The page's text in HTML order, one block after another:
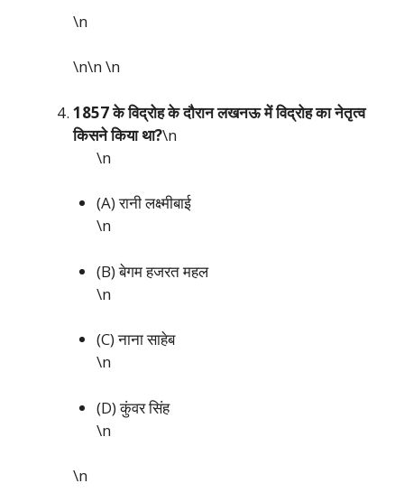
\n
\n\n\n
1857 के विद्रोह के दौरान लखनऊ में विद्रोह का नेतृत्व
किसने किया था?\n
\n
(A) रानी लक्ष्मीबाई
\n
(B) बेगम हजरत महल
\n
(C) नाना साहेब
\n
(D) कुंवर सिंह
\n
\n